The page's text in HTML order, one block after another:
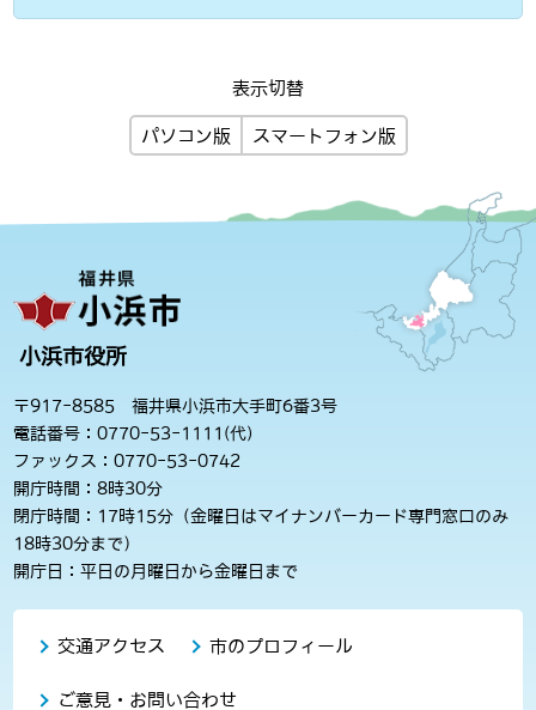
表示切替
パソコン版 スマートフォン版
小浜市役所
〒917-8585 福井県小浜市大手町6番3号
電話番号：0770-53-1111(代)
ファックス：0770-53-0742
開庁時間：8時30分
閉庁時間：17時15分（金曜日はマイナンバーカード専門窓口のみ
18時30分まで）
開庁日：平日の月曜日から金曜日まで
交通アクセス 市のプロフィール
ご意見・お問い合わせ